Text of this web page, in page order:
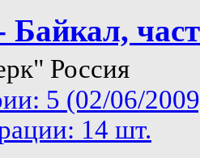
Байкал,
Россия
5 (02/06/
14 шт.